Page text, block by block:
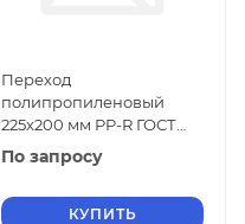
Переход
полипропиленовый
225х200 мм PP-R ГОСТ
32415-2013
По запросу
КУПИТЬ